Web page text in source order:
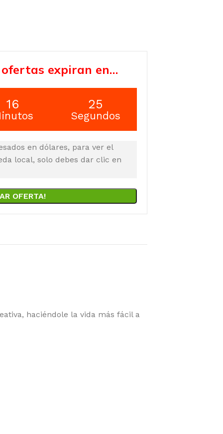
expiran en…
16 24
Segundos
en dólares, para ver el
local, solo debes dar clic en
OFERTA!
haciéndole la vida más fácil a